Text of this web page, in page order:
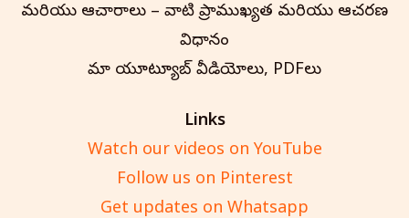
మరియు ఆచారాలు – వాటి ప్రాముఖ్యత మరియు ఆచరణ
విధానం
మా యూట్యూబ్ వీడియోలు, PDFలు
Links
Watch our videos on YouTube
Follow us on Pinterest
Get updates on Whatsapp